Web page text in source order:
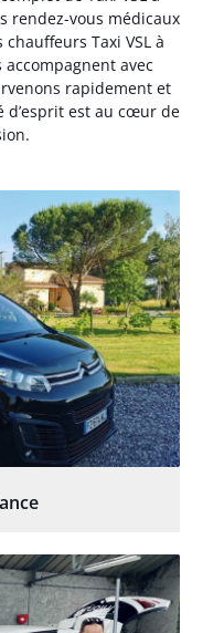
rendez-vous médicaux
Taxi VSL à
avec
rapidement et
est au cœur de